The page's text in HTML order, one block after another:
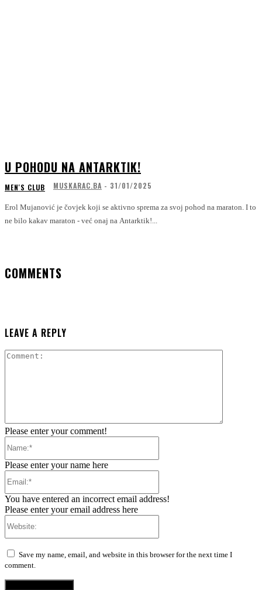
U POHODU NA ANTARKTIK!
MEN'S CLUB MUSKARAC.BA - 31/01/2025
Erol Mujanović je čovjek koji se aktivno sprema za svoj pohod na maraton. I to
ne bilo kakav maraton - već onaj na Antarktik!...
COMMENTS
LEAVE A REPLY
Please enter your comment!
Please enter your name here
You have entered an incorrect email address!
Please enter your email address here
Save my name, email, and website in this browser for the next time I
comment.